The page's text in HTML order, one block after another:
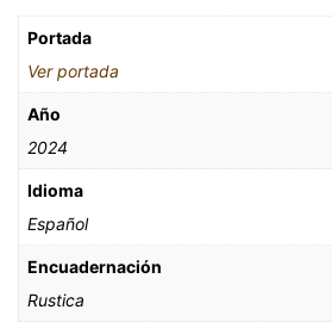
Portada
Ver portada
Año
2024
Idioma
Español
Encuadernación
Rustica